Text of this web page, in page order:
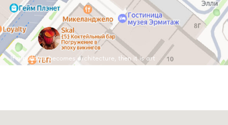
If a building becomes architecture, then it is art